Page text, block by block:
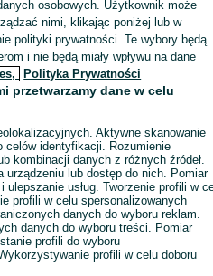
osobowych. Użytkownik może
nimi, klikając poniżej lub w
polityki prywatności. Te wybory będą
i nie będą miały wpływu na dane
Polityka Prywatności
przetwarzamy dane w celu
Aktywne skanowanie
celów identyfikacji. Rozumienie
kombinacji danych z różnych źródeł.
urządzeniu lub dostęp do nich. Pomiar
usług. Tworzenie profili w
profili w celu spersonalizowanych
danych do wyboru reklam.
danych do wyboru treści. Pomiar
profili do wyboru
profili w celu doboru